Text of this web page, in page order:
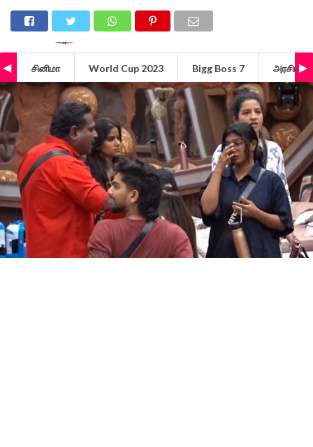
சினிமா World Cup 2023 Bigg Boss 7 அரசியல்